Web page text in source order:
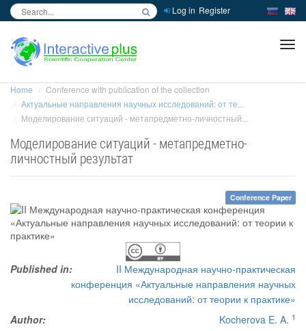
Log in Register
Home
Conference with publication of the collection
Актуальные направления научных исследований: от те...
Моделирование ситуаций - метапредметно-личностный...
Моделирование ситуаций - метапредметно-
личностный результат
Conference Paper
Published in:
II Международная научно-практическая
конференция «Актуальные направления научных
исследований: от теории к практике»
Author:
Kocherova E. A. 1